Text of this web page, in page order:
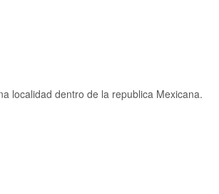
localidad dentro de la republica Mexicana.